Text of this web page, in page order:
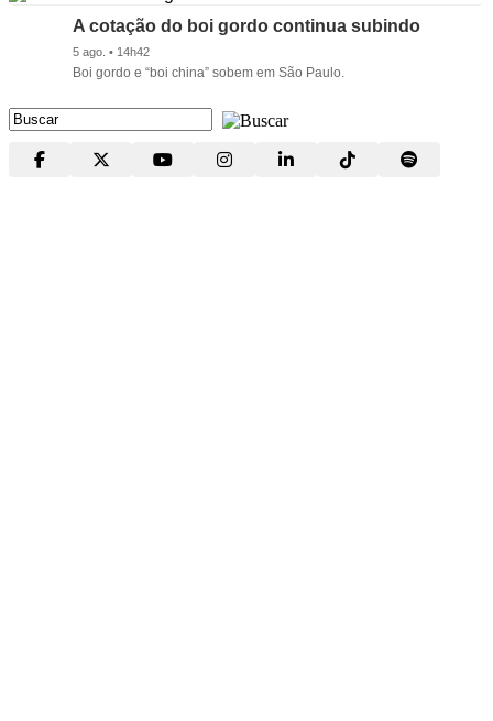
A cotação do boi gordo continua subindo
5 ago. • 14h42
Boi gordo e “boi china” sobem em São Paulo.